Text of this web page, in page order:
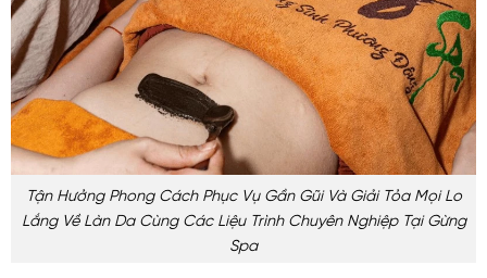
Tận Hưởng Phong Cách Phục Vụ Gần Gũi Và Giải Tỏa Mọi Lo
Lắng Về Làn Da Cùng Các Liệu Trình Chuyên Nghiệp Tại Gừng
Spa